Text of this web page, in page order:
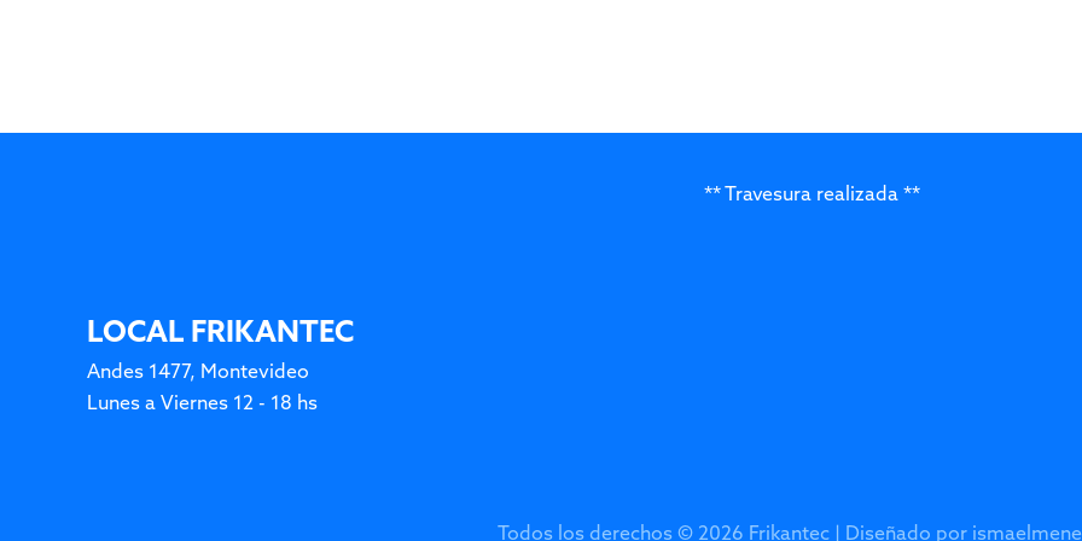
** Travesura realizada **
LOCAL FRIKANTEC
Andes 1477, Montevideo
Lunes a Viernes 12 - 18 hs
Todos los derechos © 2026 Frikantec | Diseñado por